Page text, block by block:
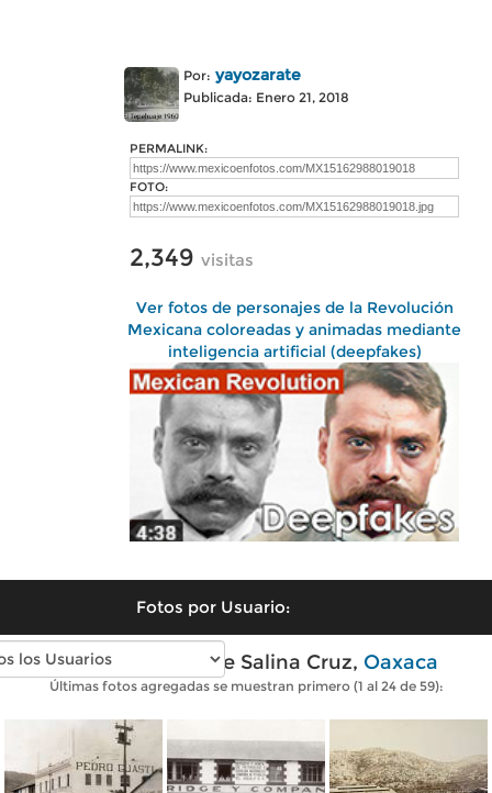
Por: yayozarate
Publicada: Enero 21, 2018
PERMALINK:
FOTO:
2,349 visitas
Ver fotos de personajes de la Revolución
Mexicana coloreadas y animadas mediante
inteligencia artificial (deepfakes)
Fotos por Usuario:
Fotos antiguas de Salina Cruz, Oaxaca
Últimas fotos agregadas se muestran primero (1 al 24 de 59):